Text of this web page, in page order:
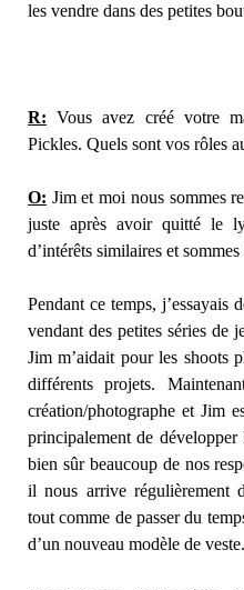
les vendre dans des petites
R: Vous avez créé votre
Pickles. Quels sont vos rôles
O: Jim et moi nous sommes
juste après avoir quitté le
d’intérêts similaires et
Pendant ce temps, j’essayais
vendant des petites séries de
Jim m’aidait pour les shoots
différents projets.
création/photographe et Jim
principalement de
bien sûr beaucoup de nos
il nous arrive régulièrement
tout comme de passer du
d’un nouveau modèle de veste.